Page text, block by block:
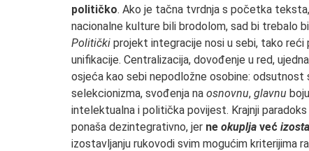
političko. Ako je tačna tvrdnja s početka
nacionalne kulture bili brodolom, sad bi trebalo
Politički projekt integracije nosi u sebi, tako reći
unifikaci­je. Centralizacija, dovođenje u red,
osjeća kao sebi nepodložne osobine:
selekcionizma, svođenja na osnovnu, glavnu
intelektualna i politička povijest. Krajnji
ponaša dezintegrativno, jer ne okuplja već
izo­stavljanju rukovodi svim mogućim kriterijima